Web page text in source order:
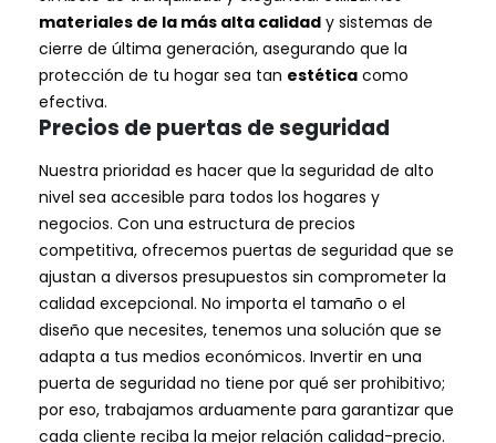
materiales de la más alta calidad y sistemas de
cierre de última generación, asegurando que la
protección de tu hogar sea tan estética como
efectiva.
Precios de puertas de seguridad
Nuestra prioridad es hacer que la seguridad de alto
nivel sea accesible para todos los hogares y
negocios. Con una estructura de precios
competitiva, ofrecemos puertas de seguridad que se
ajustan a diversos presupuestos sin comprometer la
calidad excepcional. No importa el tamaño o el
diseño que necesites, tenemos una solución que se
adapta a tus medios económicos. Invertir en una
puerta de seguridad no tiene por qué ser prohibitivo;
por eso, trabajamos arduamente para garantizar que
cada cliente reciba la mejor relación calidad-precio.